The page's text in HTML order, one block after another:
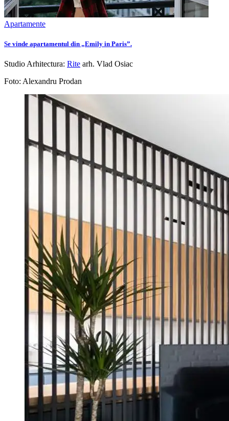
Apartamente
Se vinde apartamentul din „Emily in Paris”.
Studio Arhitectura: Rite arh. Vlad Osiac
Foto: Alexandru Prodan